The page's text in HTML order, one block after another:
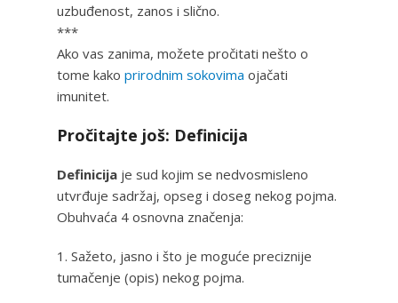
uzbuđenost, zanos i slično.
***
Ako vas zanima, možete pročitati nešto o
tome kako prirodnim sokovima ojačati
imunitet.
Pročitajte još: Definicija
Definicija je sud kojim se nedvosmisleno
utvrđuje sadržaj, opseg i doseg nekog pojma.
Obuhvaća 4 osnovna značenja:
1. Sažeto, jasno i što je moguće preciznije
tumačenje (opis) nekog pojma.